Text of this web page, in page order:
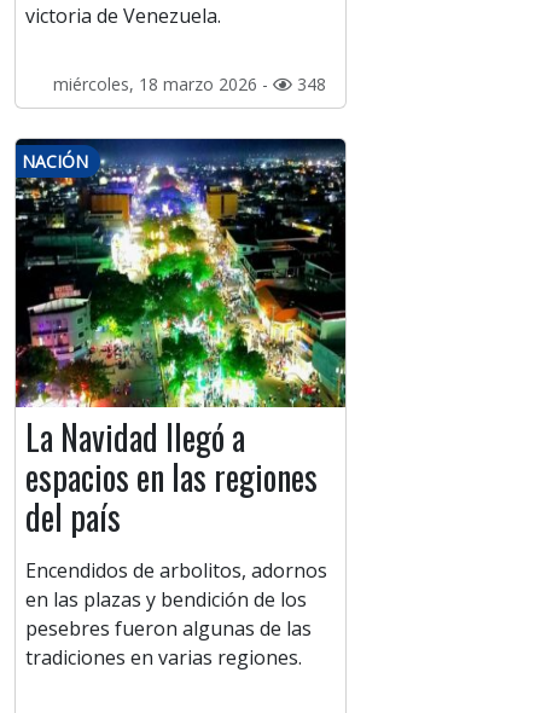
victoria de Venezuela.
miércoles, 18 marzo 2026 - 348
NACIÓN
La Navidad llegó a
espacios en las regiones
del país
Encendidos de arbolitos, adornos
en las plazas y bendición de los
pesebres fueron algunas de las
tradiciones en varias regiones.